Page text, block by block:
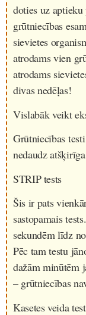
doties uz aptieku
grūtniecības
sievietes
atrodams vien
atrodams
divas nedēļas!
Vislabāk veikt
Grūtniecības
nedaudz
STRIP tests
Šis ir pats
sastopamais
sekundēm līdz
Pēc tam testu
dažām minūtēm
– grūtniecības
Kasetes veida